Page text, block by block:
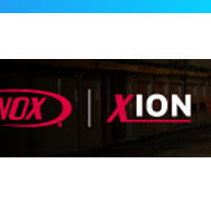
HVAC/R